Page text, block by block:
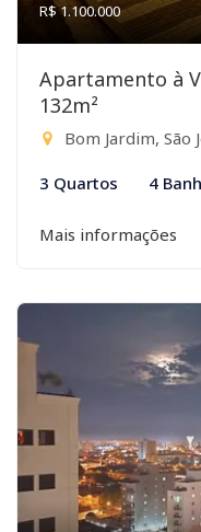
R$ 1.100.000
Apartamento à
132m²
Bom Jardim, São
3 Quartos 4
Mais informações